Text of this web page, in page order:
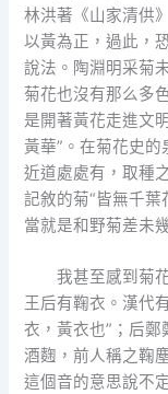
林洪著《山家清供
以黃為正，過此，
說法。陶淵明采菊
菊花也沒有那么多
是開著黃花走進文
黃華”。在菊花史
近道處處有，取種
記敘的菊“皆無千葉
當就是和野菊差未
我甚至感到菊
王后有鞠衣。漢代
衣，黃衣也”；后
酒麴，前人稱之鞠
這個音的意思說不